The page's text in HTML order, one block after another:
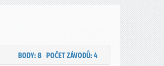
POČET ZÁVODŮ: 4
BODY: 8